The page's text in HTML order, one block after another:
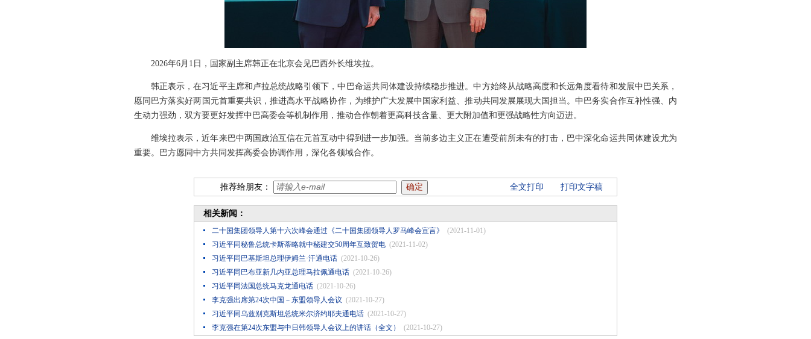
2026年6月1日，国家副主席韩正在北京会见巴西外长维埃拉。
韩正表示，在习近平主席和卢拉总统战略引领下，中巴命运共同体建设持续稳步推进。中方始终从战略高度和长远角度看待和发展中巴关系，
愿同巴方落实好两国元首重要共识，推进高水平战略协作，为维护广大发展中国家利益、推动共同发展展现大国担当。中巴务实合作互补性强、内
生动力强劲，双方要更好发挥中巴高委会等机制作用，推动合作朝着更高科技含量、更大附加值和更强战略性方向迈进。
维埃拉表示，近年来巴中两国政治互信在元首互动中得到进一步加强。当前多边主义正在遭受前所未有的打击，巴中深化命运共同体建设尤为
重要。巴方愿同中方共同发挥高委会协调作用，深化各领域合作。
推荐给朋友： 全文打印 打印文字稿
相关新闻：
二十国集团领导人第十六次峰会通过《二十国集团领导人罗马峰会宣言》
(2021-11-01)
习近平同秘鲁总统卡斯蒂略就中秘建交50周年互致贺电 (2021-11-02)
习近平同巴基斯坦总理伊姆兰·汗通电话 (2021-10-26)
习近平同巴布亚新几内亚总理马拉佩通电话 (2021-10-26)
习近平同法国总统马克龙通电话 (2021-10-26)
李克强出席第24次中国－东盟领导人会议 (2021-10-27)
习近平同乌兹别克斯坦总统米尔济约耶夫通电话 (2021-10-27)
李克强在第24次东盟与中日韩领导人会议上的讲话（全文）
(2021-10-27)